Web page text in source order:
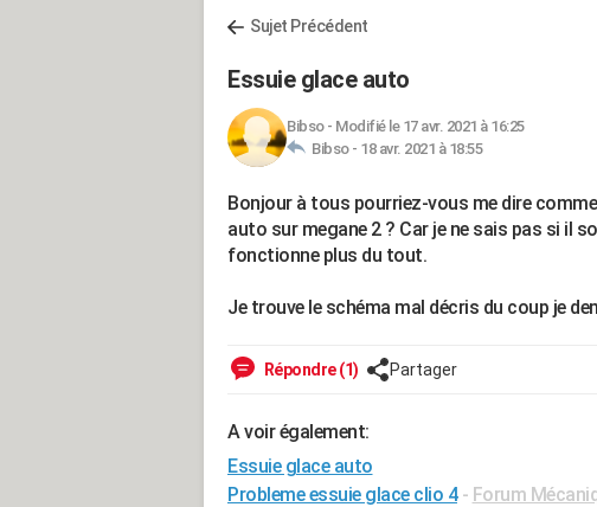
Sujet Précédent
Essuie glace auto
Bibso- Modifié le 17 avr. 2021 à 16:25
Bibso - 18 avr. 2021 à 18:55
Bonjour à tous pourriez-vous me dire
auto sur megane 2 ? Car je ne sais pas si il
fonctionne plus du tout.
Je trouve le schéma mal décris du coup je
Répondre (1) Partager
A voir également:
Essuie glace auto
Probleme essuie glace clio 4 - Forum